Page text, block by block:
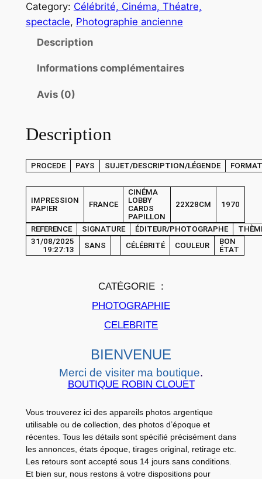
n
t
H
T
n
é
m
S
P
A
P
Category: Célébrité, Cinéma, Théatre,
spectacle, Photographie ancienne
Description
Informations complémentaires
Avis (0)
Description
PROCEDE PAYS SUJET/DESCRIPTION/LÉGENDE FORMAT
IMPRESSION
PAPIER
FRANCE
CINÉMA
LOBBY
CARDS
PAPILLON
22X28CM 1970
REFERENCE SIGNATURE ÉDITEUR/PHOTOGRAPHE
31/08/2025
19:27:13
SANS CÉLÉBRITÉ COULEUR
BON
ÉTAT
CATÉGORIE :
PHOTOGRAPHIE
CELEBRITE
BIENVENUE
Merci de visiter ma boutique.
BOUTIQUE ROBIN CLOUET
Vous trouverez ici des appareils photos argentique
utilisable ou de collection, des photos d’époque et
récentes. Tous les détails sont spécifié précisément dans
les annonces, états époque, tirages original, retirage etc.
Les retours sont accepté sous 14 jours sans conditions.
Et bien sur, nous restons à votre dispositions pour